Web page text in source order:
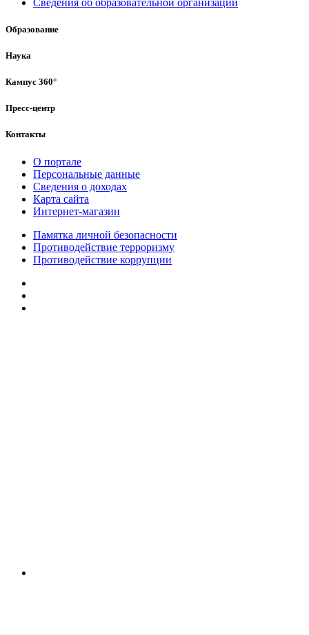
Образование
Наука
Кампус 360°
Пресс-центр
Контакты
О портале
Персональные данные
Сведения о доходах
Карта сайта
Интернет-магазин
Памятка личной безопасности
Противодействие терроризму
Противодействие коррупции